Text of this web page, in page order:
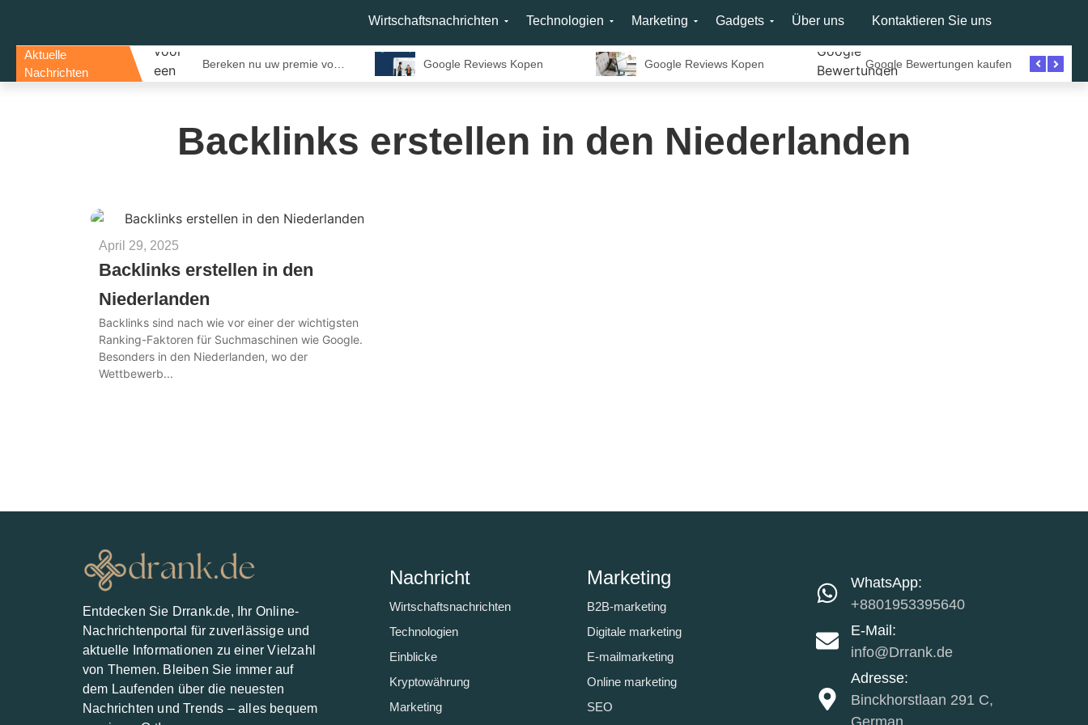
Wirtschaftsnachrichten Technologien Marketing Gadgets Über uns Kontaktieren Sie uns
Aktuelle
Nachrichten
Google Reviews Kopen Google Reviews Kopen Google Bewertungen kaufen
Backlinks erstellen in den Niederlanden
April 29, 2025
Backlinks erstellen in den
Niederlanden
Backlinks sind nach wie vor einer der wichtigsten
Ranking-Faktoren für Suchmaschinen wie Google.
Besonders in den Niederlanden, wo der
Wettbewerb...
Entdecken Sie Drrank.de, Ihr Online-
Nachrichtenportal für zuverlässige und
aktuelle Informationen zu einer Vielzahl
von Themen. Bleiben Sie immer auf
dem Laufenden über die neuesten
Nachrichten und Trends – alles bequem
Nachricht
Wirtschaftsnachrichten
Technologien
Einblicke
Kryptowährung
Marketing
Marketing
B2B-marketing
Digitale marketing
E-mailmarketing
Online marketing
SEO
WhatsApp:
+8801953395640
E-Mail:
info@Drrank.de
Adresse:
Binckhorstlaan 291 C,
German